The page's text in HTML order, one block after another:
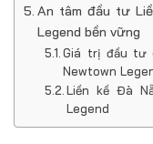
An tâm đầu tư
Legend bền vững
Giá trị đầu tư
Newtown
Liền kề Đà
Legend